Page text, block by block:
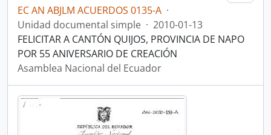
EC AN ABJLM ACUERDOS 0135-A ·
Unidad documental simple · 2010-01-13
FELICITAR A CANTÓN QUIJOS, PROVINCIA DE NAPO
POR 55 ANIVERSARIO DE CREACIÓN
Asamblea Nacional del Ecuador